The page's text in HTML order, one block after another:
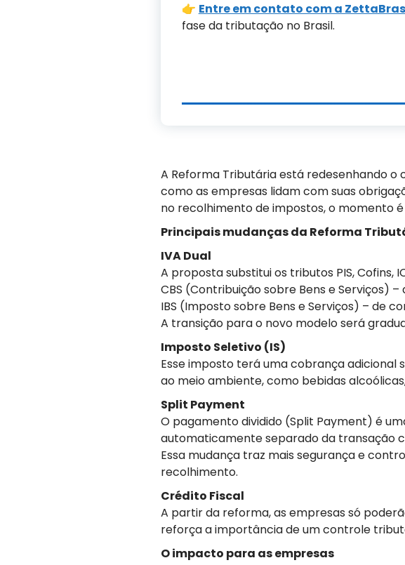
👉 Entre em contato com a
fase da tributação no Brasil.
A Reforma Tributária está redesenhando
como as empresas lidam com suas
no recolhimento de impostos, o momento
Principais mudanças da Reforma
IVA Dual
A proposta substitui os tributos PIS, Cofins,
CBS (Contribuição sobre Bens e Serviços)
IBS (Imposto sobre Bens e Serviços) – de
A transição para o novo modelo será
Imposto Seletivo (IS)
Esse imposto terá uma cobrança adicional
ao meio ambiente, como bebidas
Split Payment
O pagamento dividido (Split Payment) é
automaticamente separado da transação
Essa mudança traz mais segurança e
recolhimento.
Crédito Fiscal
A partir da reforma, as empresas só
reforça a importância de um controle
O impacto para as empresas